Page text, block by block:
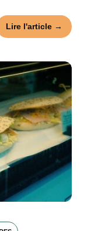
Lire l'article →